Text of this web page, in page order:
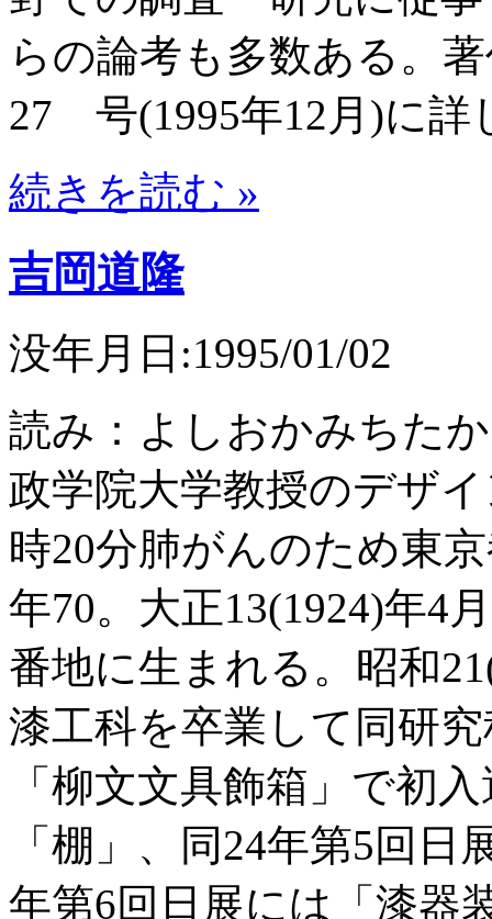
らの論考も多数ある。
27 号(1995年12月)に詳
続きを読む »
吉岡道隆
没年月日:1995/01/02
読み：よしおかみちた
政学院大学教授のデザ
時20分肺がんのため東
年70。大正13(1924)年4
番地に生まれる。昭和
漆工科を卒業して同研
「柳文文具飾箱」で初
「棚」、同24年第5回
年第6回日展には「漆器